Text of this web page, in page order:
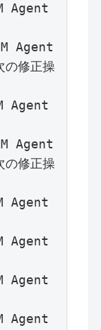
Agent
の修正操
Agent
の修正操